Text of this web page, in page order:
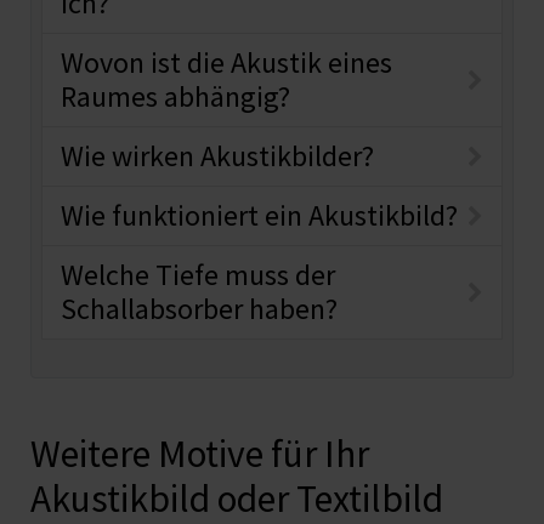
Wovon ist die Akustik eines
Raumes abhängig?
Wie wirken Akustikbilder?
Wie funktioniert ein Akustikbild?
Welche Tiefe muss der
Schallabsorber haben?
Weitere Motive für Ihr
Akustikbild oder Textilbild